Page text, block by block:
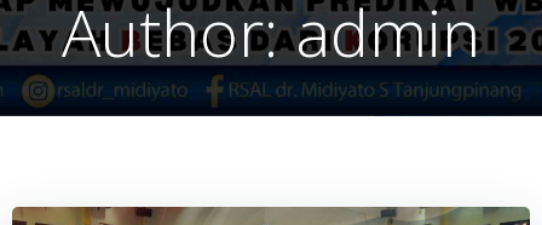
Author:admin